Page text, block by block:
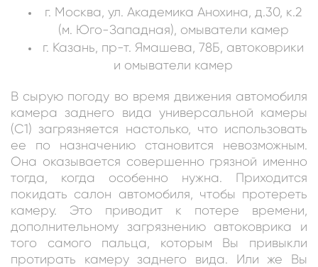
г. Москва, ул. Академика Анохина, д.30, к.2
(м. Юго-Западная), омыватели камер
г. Казань, пр-т. Ямашева, 78Б, автоковрики
и омыватели камер
В сырую погоду во время движения автомобиля
камера заднего вида универсальной камеры
(С1) загрязняется настолько, что использовать
ее по назначению становится невозможным.
Она оказывается совершенно грязной именно
тогда, когда особенно нужна. Приходится
покидать салон автомобиля, чтобы протереть
камеру. Это приводит к потере времени,
дополнительному загрязнению автоковрика и
того самого пальца, которым Вы привыкли
протирать камеру заднего вида. Или же Вы